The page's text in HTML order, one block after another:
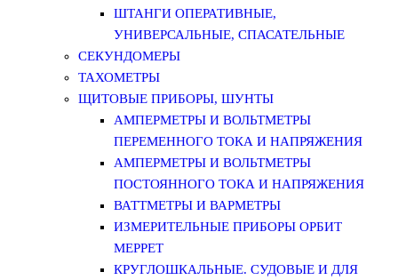
ШТАНГИ ОПЕРАТИВНЫЕ,
УНИВЕРСАЛЬНЫЕ, СПАСАТЕЛЬНЫЕ
СЕКУНДОМЕРЫ
ТАХОМЕТРЫ
ЩИТОВЫЕ ПРИБОРЫ, ШУНТЫ
АМПЕРМЕТРЫ И ВОЛЬТМЕТРЫ
ПЕРЕМЕННОГО ТОКА И НАПРЯЖЕНИЯ
АМПЕРМЕТРЫ И ВОЛЬТМЕТРЫ
ПОСТОЯННОГО ТОКА И НАПРЯЖЕНИЯ
ВАТТМЕТРЫ И ВАРМЕТРЫ
ИЗМЕРИТЕЛЬНЫЕ ПРИБОРЫ ОРБИТ
МЕРРЕТ
КРУГЛОШКАЛЬНЫЕ. СУДОВЫЕ И ДЛЯ